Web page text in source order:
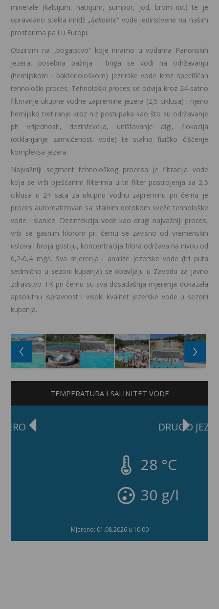
minerale (kalcijum, natrijum, sumpor, jod, brom itd.) te je
opravdano stekla imidž„ljekovite“vode jedinstvene na našim
prostorima pa i u Europi.
Obzirom na „bogatstvo“ koje imamo u vodama Panonskih
jezera, posebna pažnja i briga se vodi na održavanju
(hemijskom i bakteriološkom) jezerske vode kroz specifičan
tehnološki proces. Tehnološki proces se odvija kroz 24-satno
filtriranje ukupne vodne zapremine jezera (2,5 ciklusa) i njeno
hemijsko tretiranje kroz niz postupaka kao što su održavanje
ph vrijednosti, dezinfekcija, uništavanje algi, flokacija
(otklanjanje zamućenosti vode) te stalno fizičko čišćenje
kompleksa jezera.
Najvažniji segment tehnološkog procesa je filtracija vode
koja se vrši pješćanim filterima u tri filter postrojenja sa 2,5
ciklusa u 24 sata za ukupnu vodnu zapreminu pri čemu je
proces automatizovan sa stalnim dotokom sveže tehnološke
vode i slanice. Dezinfekcija vode kao drugi najvažniji proces,
vrši se gasnim hlorom pri čemu se zavisno od vremenskih
uslova i broja gostiju, koncentracija hlora održava na nivou od
0,2-0,4 mg/l. Sva mjerenja i analize jezerske vode (tri puta
sedmično u sezoni kupanja) se obavljaju u Zavodu za javno
zdravstvo TK pri čemu su sva dosadašnja mjerenja dokazala
apsolutnu ispravnost i visoki kvalitet jezerske vode u sezoni
kupanja.
TEMPERATURA I SALINITET VODE
Mjereno: 01.08.2026 u 10:00